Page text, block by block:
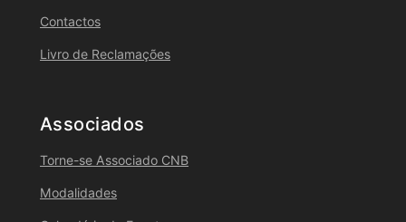
Contactos
Livro de Reclamações
Associados
Torne-se Associado CNB
Modalidades